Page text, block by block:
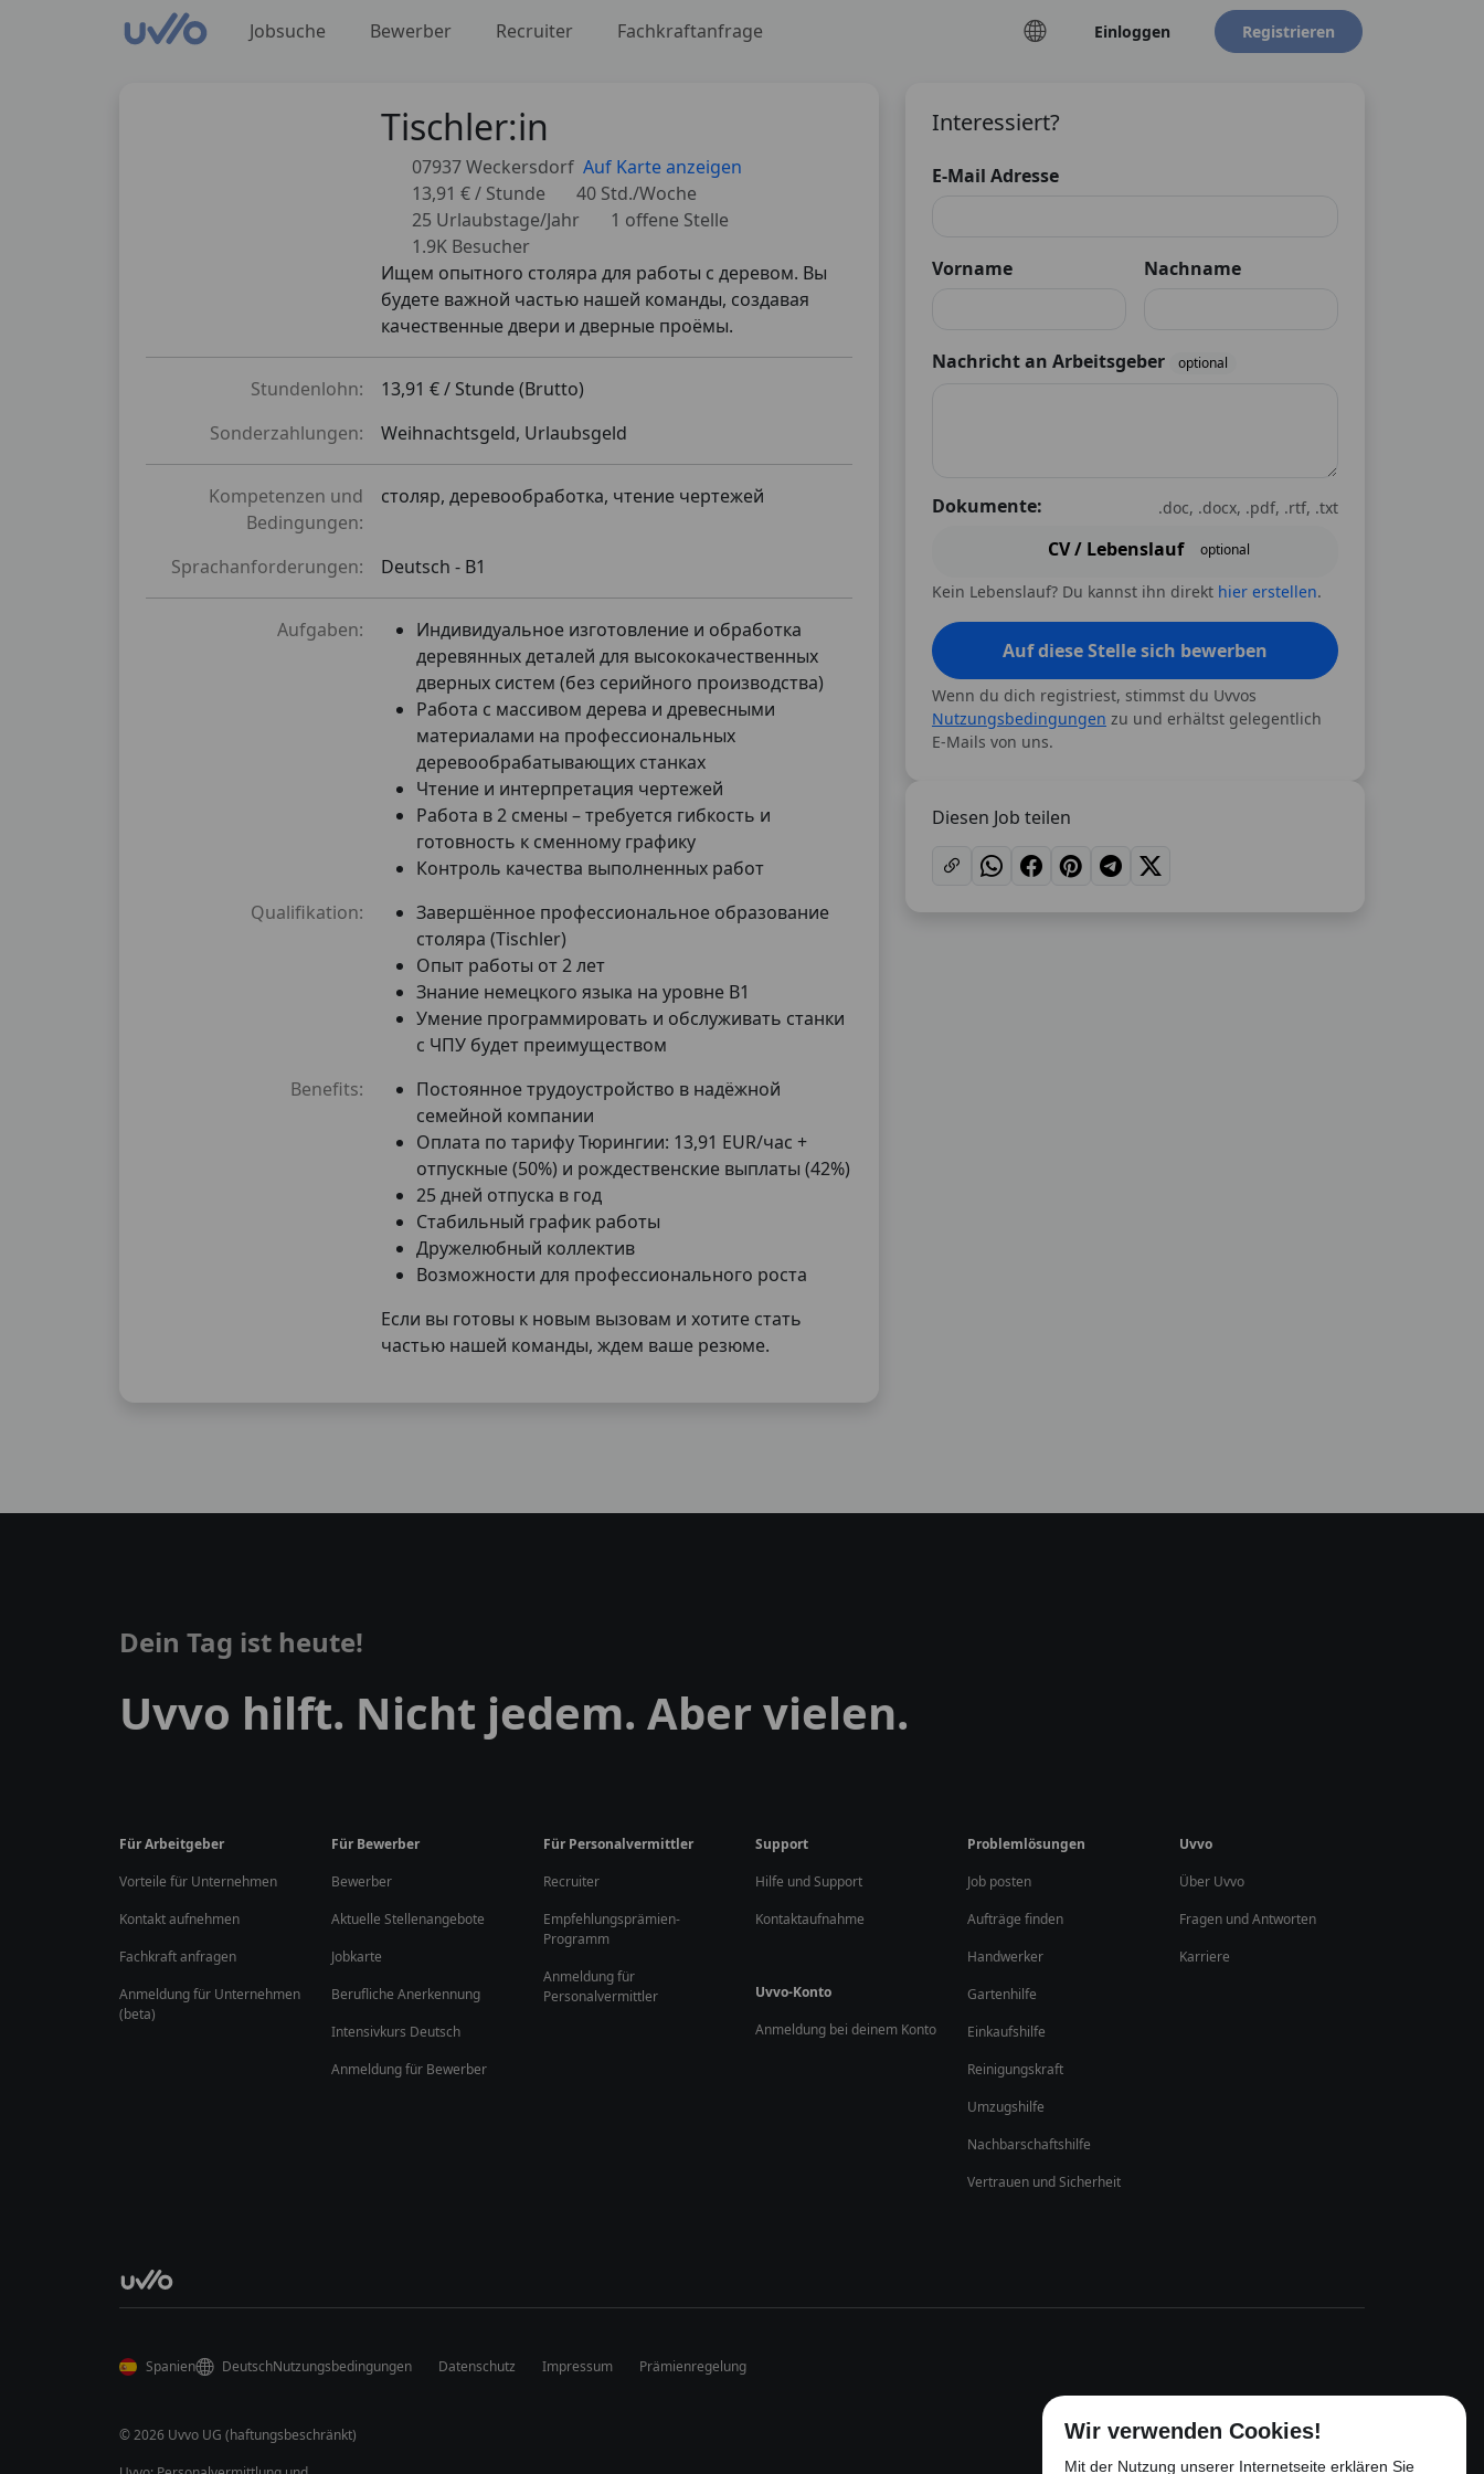
Wir verwenden Cookies!
Mit der Nutzung unserer Internetseite erklären Sie
Jobsuche Bewerber Recruiter Fachkraftanfrage Einloggen Registrieren
Tischler:in
07937 Weckersdorf Auf Karte anzeigen
13,91 € / Stunde
40 Std./Woche
25 Urlaubstage/Jahr
1 offene Stelle
1.9K Besucher
Ищем опытного столяра для работы с деревом. Вы
будете важной частью нашей команды, создавая
качественные двери и дверные проёмы.
Stundenlohn:
13,91 € / Stunde (Brutto)
Sonderzahlungen:
Weihnachtsgeld, Urlaubsgeld
Kompetenzen und
Bedingungen:
столяр, деревообработка, чтение чертежей
Sprachanforderungen: Deutsch - B1
Aufgaben:
Индивидуальное изготовление и обработка
деревянных деталей для высококачественных
дверных систем (без серийного производства)
Работа с массивом дерева и древесными
материалами на профессиональных
деревообрабатывающих станках
Чтение и интерпретация чертежей
Работа в 2 смены – требуется гибкость и
готовность к сменному графику
Контроль качества выполненных работ
Qualifikation:
Завершённое профессиональное образование
столяра (Tischler)
Опыт работы от 2 лет
Знание немецкого языка на уровне B1
Умение программировать и обслуживать станки
с ЧПУ будет преимуществом
Benefits:
Постоянное трудоустройство в надёжной
семейной компании
Оплата по тарифу Тюрингии: 13,91 EUR/час +
отпускные (50%) и рождественские выплаты (42%)
25 дней отпуска в год
Стабильный график работы
Дружелюбный коллектив
Возможности для профессионального роста
Если вы готовы к новым вызовам и хотите стать
частью нашей команды, ждем ваше резюме.
Interessiert?
E-Mail Adresse
Vorname Nachname
Nachricht an Arbeitsgeber optional
Dokumente: .doc, .docx, .pdf, .rtf, .txt
CV / Lebenslauf optional
Kein Lebenslauf? Du kannst ihn direkt hier erstellen.
Auf diese Stelle sich bewerben
Wenn du dich registriest, stimmst du Uvvos
Nutzungsbedingungen zu und erhältst gelegentlich
E-Mails von uns.
Diesen Job teilen
Dein Tag ist heute!
Uvvo hilft. Nicht jedem. Aber vielen.
Für Arbeitgeber
Vorteile für Unternehmen
Kontakt aufnehmen
Fachkraft anfragen
Anmeldung für Unternehmen
(beta)
Für Bewerber
Bewerber
Aktuelle Stellenangebote
Jobkarte
Berufliche Anerkennung
Intensivkurs Deutsch
Anmeldung für Bewerber
Für Personalvermittler
Recruiter
Empfehlungsprämien-
Programm
Anmeldung für
Personalvermittler
Support
Hilfe und Support
Kontaktaufnahme
Problemlösungen
Job posten
Aufträge finden
Handwerker
Gartenhilfe
Einkaufshilfe
Reinigungskraft
Umzugshilfe
Nachbarschaftshilfe
Vertrauen und Sicherheit
Uvvo
Über Uvvo
Fragen und Antworten
Karriere
Uvvo-Konto
Anmeldung bei deinem Konto
Spanien DeutschNutzungsbedingungen Datenschutz Impressum Prämienregelung
© 2026 Uvvo UG (haftungsbeschränkt)